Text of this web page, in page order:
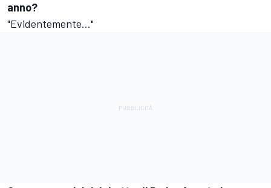
anno?
"Evidentemente..."